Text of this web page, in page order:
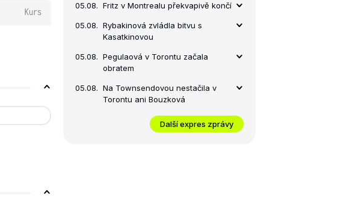
Kurs
05.08. Fritz v Montrealu překvapivě končí
05.08. Rybakinová zvládla bitvu s
Kasatkinovou
05.08. Pegulaová v Torontu začala
obratem
05.08. Na Townsendovou nestačila v
Torontu ani Bouzková
Další expres zprávy